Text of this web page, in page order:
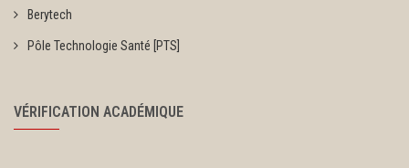
Berytech
Pôle Technologie Santé [PTS]
VÉRIFICATION ACADÉMIQUE